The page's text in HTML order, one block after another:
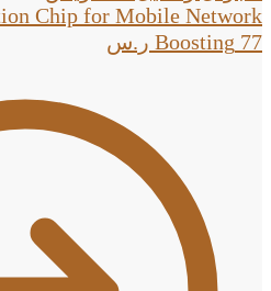
Chip for Mobile Network
Boosting 77 ر.س